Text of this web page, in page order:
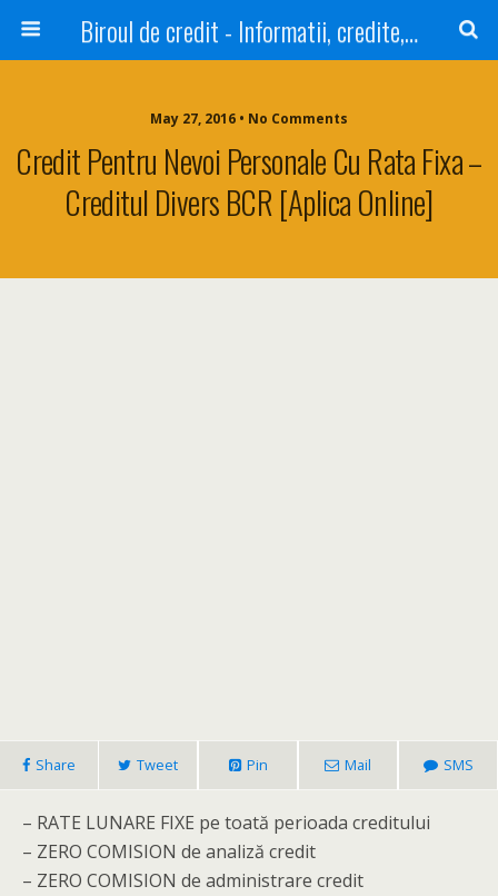
Biroul de credit - Informatii, credite, refinantare
May 27, 2016 • No Comments
Credit Pentru Nevoi Personale Cu Rata Fixa –
Creditul Divers BCR [Aplica Online]
Share Tweet Pin Mail SMS
– RATE LUNARE FIXE pe toată perioada creditului
– ZERO COMISION de analiză credit
– ZERO COMISION de administrare credit